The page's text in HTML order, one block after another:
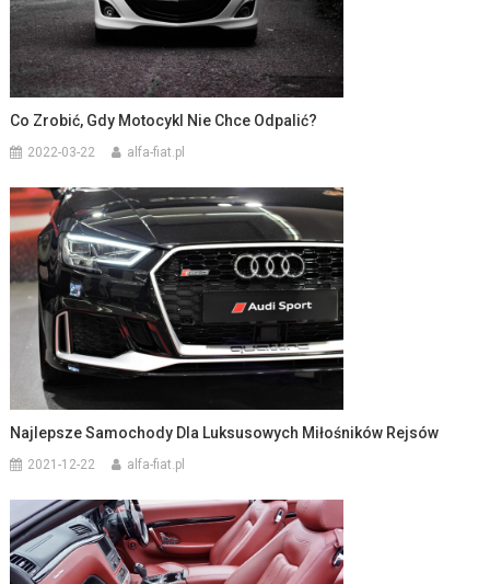
Co Zrobić, Gdy Motocykl Nie Chce Odpalić?
2022-03-22 alfa-fiat.pl
Najlepsze Samochody Dla Luksusowych Miłośników Rejsów
2021-12-22 alfa-fiat.pl